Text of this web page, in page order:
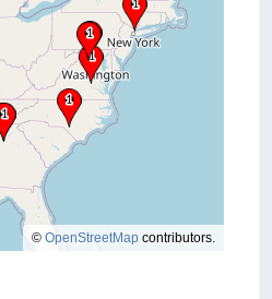
© OpenStreetMap contributors.